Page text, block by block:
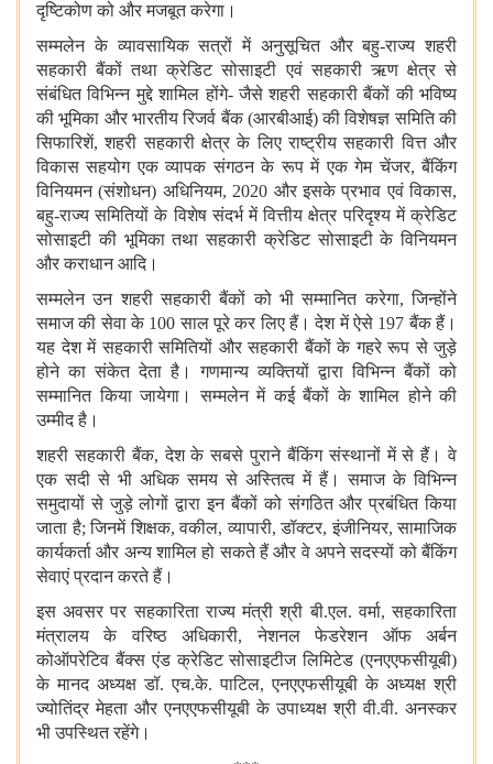
दृष्टिकोण को और मजबूत करेगा।
सम्मलेन के व्यावसायिक सत्रों में अनुसूचित और बहु-राज्य शहरी
सहकारी बैंकों तथा क्रेडिट सोसाइटी एवं सहकारी ऋण क्षेत्र से
संबंधित विभिन्न मुद्दे शामिल होंगे- जैसे शहरी सहकारी बैंकों की भविष्य
की भूमिका और भारतीय रिजर्व बैंक (आरबीआई) की विशेषज्ञ समिति की
सिफारिशें, शहरी सहकारी क्षेत्र के लिए राष्ट्रीय सहकारी वित्त और
विकास सहयोग एक व्यापक संगठन के रूप में एक गेम चेंजर, बैंकिंग
विनियमन (संशोधन) अधिनियम, 2020 और इसके प्रभाव एवं विकास,
बहु-राज्य समितियों के विशेष संदर्भ में वित्तीय क्षेत्र परिदृश्य में क्रेडिट
सोसाइटी की भूमिका तथा सहकारी क्रेडिट सोसाइटी के विनियमन
और कराधान आदि।
सम्मलेन उन शहरी सहकारी बैंकों को भी सम्मानित करेगा, जिन्होंने
समाज की सेवा के 100 साल पूरे कर लिए हैं। देश में ऐसे 197 बैंक हैं।
यह देश में सहकारी समितियों और सहकारी बैंकों के गहरे रूप से जुड़े
होने का संकेत देता है। गणमान्य व्यक्तियों द्वारा विभिन्न बैंकों को
सम्मानित किया जायेगा। सम्मलेन में कई बैंकों के शामिल होने की
उम्मीद है।
शहरी सहकारी बैंक, देश के सबसे पुराने बैंकिंग संस्थानों में से हैं। वे
एक सदी से भी अधिक समय से अस्तित्व में हैं। समाज के विभिन्न
समुदायों से जुड़े लोगों द्वारा इन बैंकों को संगठित और प्रबंधित किया
जाता है; जिनमें शिक्षक, वकील, व्यापारी, डॉक्टर, इंजीनियर, सामाजिक
कार्यकर्ता और अन्य शामिल हो सकते हैं और वे अपने सदस्यों को बैंकिंग
सेवाएं प्रदान करते हैं।
इस अवसर पर सहकारिता राज्य मंत्री श्री बी.एल. वर्मा, सहकारिता
मंत्रालय के वरिष्ठ अधिकारी, नेशनल फेडरेशन ऑफ अर्बन
कोऑपरेटिव बैंक्स एंड क्रेडिट सोसाइटीज लिमिटेड (एनएएफसीयूबी)
के मानद अध्यक्ष डॉ. एच.के. पाटिल, एनएएफसीयूबी के अध्यक्ष श्री
ज्योतिंद्र मेहता और एनएएफसीयूबी के उपाध्यक्ष श्री वी.वी. अनस्कर
भी उपस्थित रहेंगे।